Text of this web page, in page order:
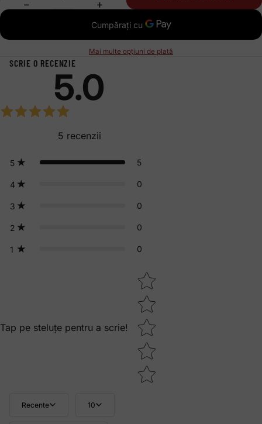
Mai multe opțiuni de plată
SCRIE O RECENZIE
5.0
5 recenzii
5 5
4 0
3 0
2 0
1 0
Tap pe steluțe pentru a scrie!
Star rating
Recente 10